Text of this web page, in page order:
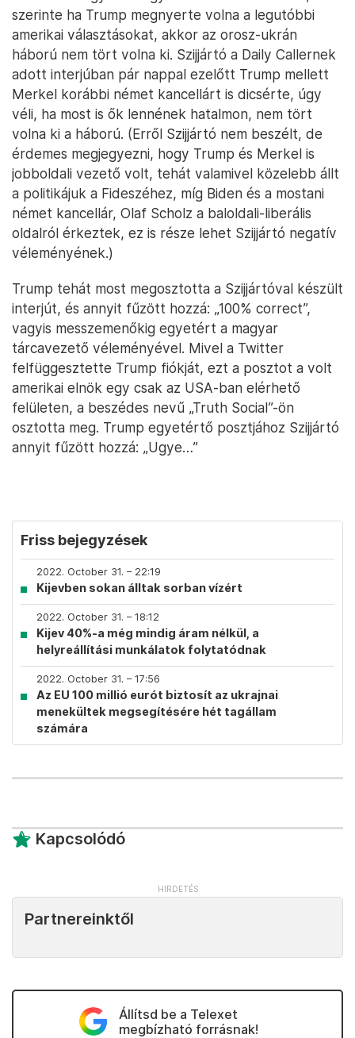
szerinte ha Trump megnyerte volna a legutóbbi
amerikai választásokat, akkor az orosz-ukrán
háború nem tört volna ki. Szijjártó a Daily Callernek
adott interjúban pár nappal ezelőtt Trump mellett
Merkel korábbi német kancellárt is dicsérte, úgy
véli, ha most is ők lennének hatalmon, nem tört
volna ki a háború. (Erről Szijjártó nem beszélt, de
érdemes megjegyezni, hogy Trump és Merkel is
jobboldali vezető volt, tehát valamivel közelebb állt
a politikájuk a Fideszéhez, míg Biden és a mostani
német kancellár, Olaf Scholz a baloldali-liberális
oldalról érkeztek, ez is része lehet Szijjártó negatív
véleményének.)
Trump tehát most megosztotta a Szijjártóval készült
interjút, és annyit fűzött hozzá: „100% correct”,
vagyis messzemenőkig egyetért a magyar
tárcavezető véleményével. Mivel a Twitter
felfüggesztette Trump fiókját, ezt a posztot a volt
amerikai elnök egy csak az USA-ban elérhető
felületen, a beszédes nevű „Truth Social”-ön
osztotta meg. Trump egyetértő posztjához Szijjártó
annyit fűzött hozzá: „Ugye…”
Friss bejegyzések
2022. October 31. – 22:19
Kijevben sokan álltak sorban vízért
2022. October 31. – 18:12
Kijev 40%-a még mindig áram nélkül, a
helyreállítási munkálatok folytatódnak
2022. October 31. – 17:56
Az EU 100 millió eurót biztosít az ukrajnai
menekültek megsegítésére hét tagállam
számára
Kapcsolódó
Partnereinktől
Állítsd be a Telexet
megbízható forrásnak!